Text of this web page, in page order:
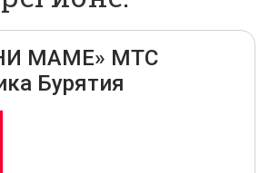
МАМЕ» МТС
Бурятия